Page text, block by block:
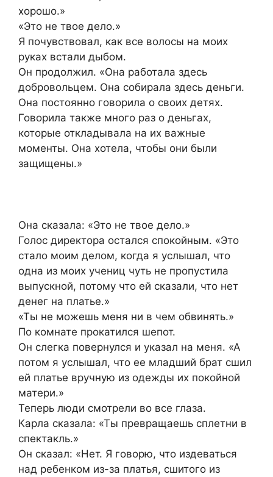
хорошо.»
«Это не твое дело.»
Я почувствовал, как все волосы на моих
руках встали дыбом.
Он продолжил. «Она работала здесь
добровольцем. Она собирала здесь деньги.
Она постоянно говорила о своих детях.
Говорила также много раз о деньгах,
которые откладывала на их важные
моменты. Она хотела, чтобы они были
защищены.»
Она сказала: «Это не твое дело.»
Голос директора остался спокойным. «Это
стало моим делом, когда я услышал, что
одна из моих учениц чуть не пропустила
выпускной, потому что ей сказали, что нет
денег на платье.»
«Ты не можешь меня ни в чем обвинять.»
По комнате прокатился шепот.
Он слегка повернулся и указал на меня. «А
потом я услышал, что ее младший брат сшил
ей платье вручную из одежды их покойной
матери.»
Теперь люди смотрели во все глаза.
Карла сказала: «Ты превращаешь сплетни в
спектакль.»
Он сказал: «Нет. Я говорю, что издеваться
над ребенком из-за платья, сшитого из